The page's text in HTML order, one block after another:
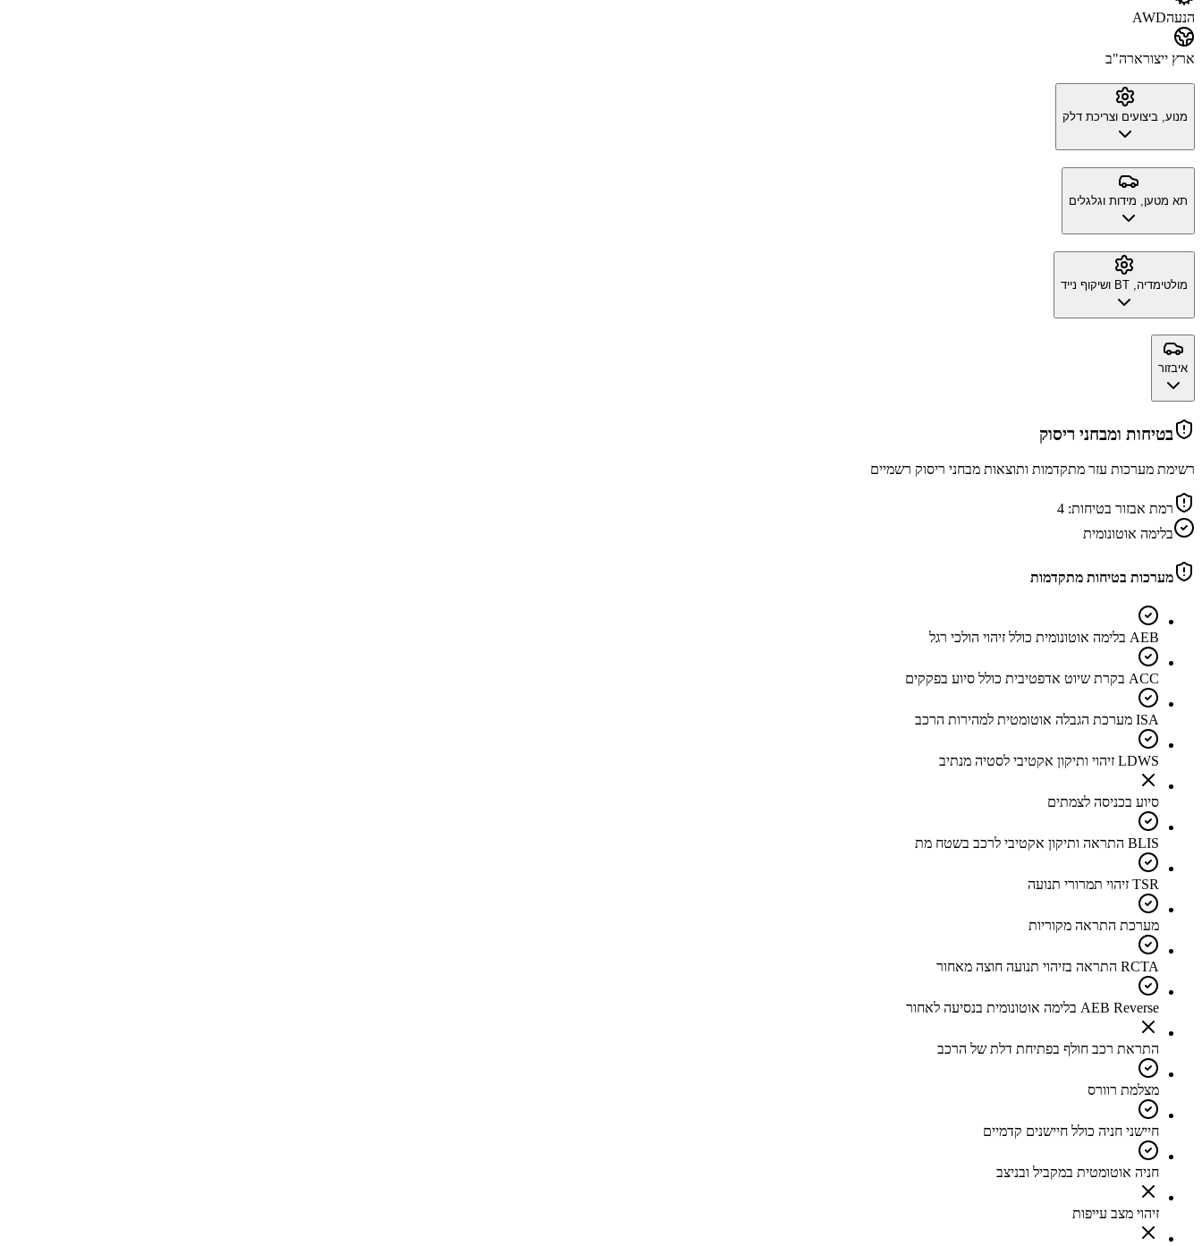
הנעהAWD
ארץ ייצורארה"ב
מנוע, ביצועים וצריכת דלק
תא מטען, מידות וגלגלים
מולטימדיה, BT ושיקוף נייד
איבזור
בטיחות ומבחני ריסוק
רשימת מערכות עזר מתקדמות ותוצאות מבחני ריסוק רשמיים
רמת אבזור בטיחות: 4
בלימה אוטונומית
מערכות בטיחות מתקדמות
AEB בלימה אוטונומית כולל זיהוי הולכי רגל
ACC בקרת שיוט אדפטיבית כולל סיוע בפקקים
ISA מערכת הגבלה אוטומטית למהירות הרכב
LDWS זיהוי ותיקון אקטיבי לסטיה מנתיב
סיוע בכניסה לצמתים
BLIS התראה ותיקון אקטיבי לרכב בשטח מת
TSR זיהוי תמרורי תנועה
מערכת התראה מקוריות
RCTA התראה בזיהוי תנועה חוצה מאחור
AEB Reverse בלימה אוטונומית בנסיעה לאחור
התראת רכב חולף בפתיחת דלת של הרכב
מצלמת רוורס
חיישני חניה כולל חיישנים קדמיים
חניה אוטומטית במקביל ובניצב
זיהוי מצב עייפות